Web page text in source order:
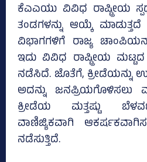
ಕೆಎಎಯು ವಿವಿಧ ರಾಷ್ಟ್ರೀಯ
ತಂಡಗಳನ್ನು ಆಯ್ಕೆ
ವಿಭಾಗಗಳಿಗೆ ರಾಜ್ಯ
ಇದು ವಿವಿಧ ರಾಷ್ಟ್ರೀಯ
ನಡೆಸಿದೆ. ಜೊತೆಗೆ, ಕ್ರೀಡೆಯನ್ನು
ಅದನ್ನು ಜನಪ್ರಿಯಗೊಳಿಸಲು
ಕ್ರೀಡೆಯ ಮತ್ತಷ್ಟು
ವಾಣಿಜ್ಯಿಕವಾಗಿ
ನಡೆಸುತ್ತಿದೆ.